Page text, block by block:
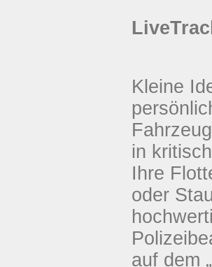
Kleine
in
Ihre
oder
auf dem